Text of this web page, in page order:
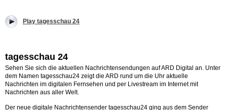
Play tagesschau 24
tagesschau 24
Sehen Sie sich die aktuellen Nachrichtensendungen auf ARD Digital an. Unter
dem Namen tagesschau24 zeigt die ARD rund um die Uhr aktuelle
Nachrichten im digitalen Fernsehen und per Livestream im Internet mit
Nachrichten aus aller Welt.
Der neue digitale Nachrichtensender tagesschau24 ging aus dem Sender